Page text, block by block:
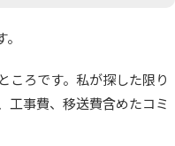
ころです。私が探した限り
工事費、移送費含めたコミ